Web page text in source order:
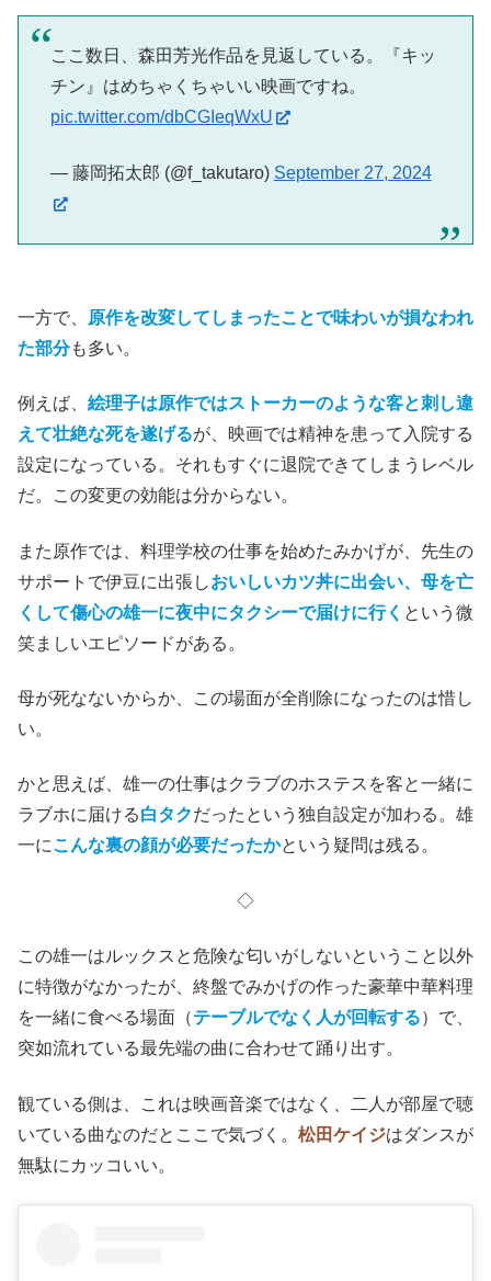
ここ数日、森田芳光作品を見返している。『キッ
チン』はめちゃくちゃいい映画ですね。
pic.twitter.com/dbCGIeqWxU
— 藤岡拓太郎 (@f_takutaro) September 27, 2024
一方で、
原作を改変してしまったことで味わいが損なわれ
た部分も多い。
例えば、 絵理子は原作ではストーカーのような客と刺し違
えて壮絶な死を遂げるが、映画では精神を患って入院する
設定になっている。それもすぐに退院できてしまうレベル
だ。この変更の効能は分からない。
また原作では、料理学校の仕事を始めたみかげが、先生の
サポートで伊豆に出張しおいしいカツ丼に出会い、母を亡
くして傷心の雄一に夜中にタクシーで届けに行く という微
笑ましいエピソードがある。
母が死なないからか、この場面が全削除になったのは惜し
い。
かと思えば、雄一の仕事はクラブのホステスを客と一緒に
ラブホに届ける白タクだったという独自設定が加わる。雄
一にこんな裏の顔が必要だったかという疑問は残る。
◇
この雄一はルックスと危険な匂いがしないということ以外
に特徴がなかったが、終盤でみかげの作った豪華中華料理
を一緒に食べる場面（テーブルでなく人が回転する）で、
突如流れている最先端の曲に合わせて踊り出す。
観ている側は、これは映画音楽ではなく、二人が部屋で聴
いている曲なのだとここで気づく。 松田ケイジはダンスが
無駄にカッコいい。